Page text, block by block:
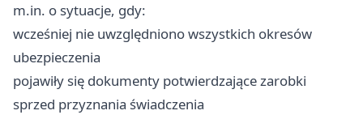
m.in. o sytuacje, gdy:
wcześniej nie uwzględniono wszystkich okresów
ubezpieczenia
pojawiły się dokumenty potwierdzające zarobki
sprzed przyznania świadczenia